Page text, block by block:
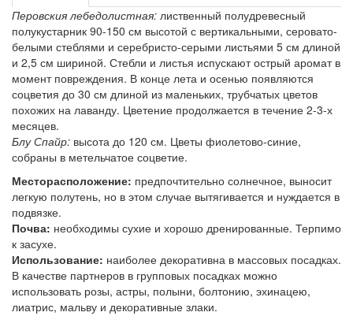
Перовския лебедолистная: лиственный полудревесный
полукустарник 90-150 см высотой с вертикальными, серовато-
белыми стеблями и серебристо-серыми листьями 5 см длиной
и 2,5 см шириной. Стебли и листья испускают острый аромат в
момент повреждения. В конце лета и осенью появляются
соцветия до 30 см длиной из маленьких, трубчатых цветов
похожих на лаванду. Цветение продолжается в течение 2-3-х
месяцев.
Блу Спайр: высота до 120 см. Цветы фиолетово-синие,
собраны в метельчатое соцветие.
Месторасположение: предпочтительно солнечное, выносит
легкую полутень, но в этом случае вытягивается и нуждается в
подвязке.
Почва: необходимы сухие и хорошо дренированные. Терпимо
к засухе.
Использование: наиболее декоративна в массовых посадках.
В качестве партнеров в групповых посадках можно
использовать розы, астры, полыни, болтонию, эхинацею,
лиатрис, мальву и декоративные злаки.